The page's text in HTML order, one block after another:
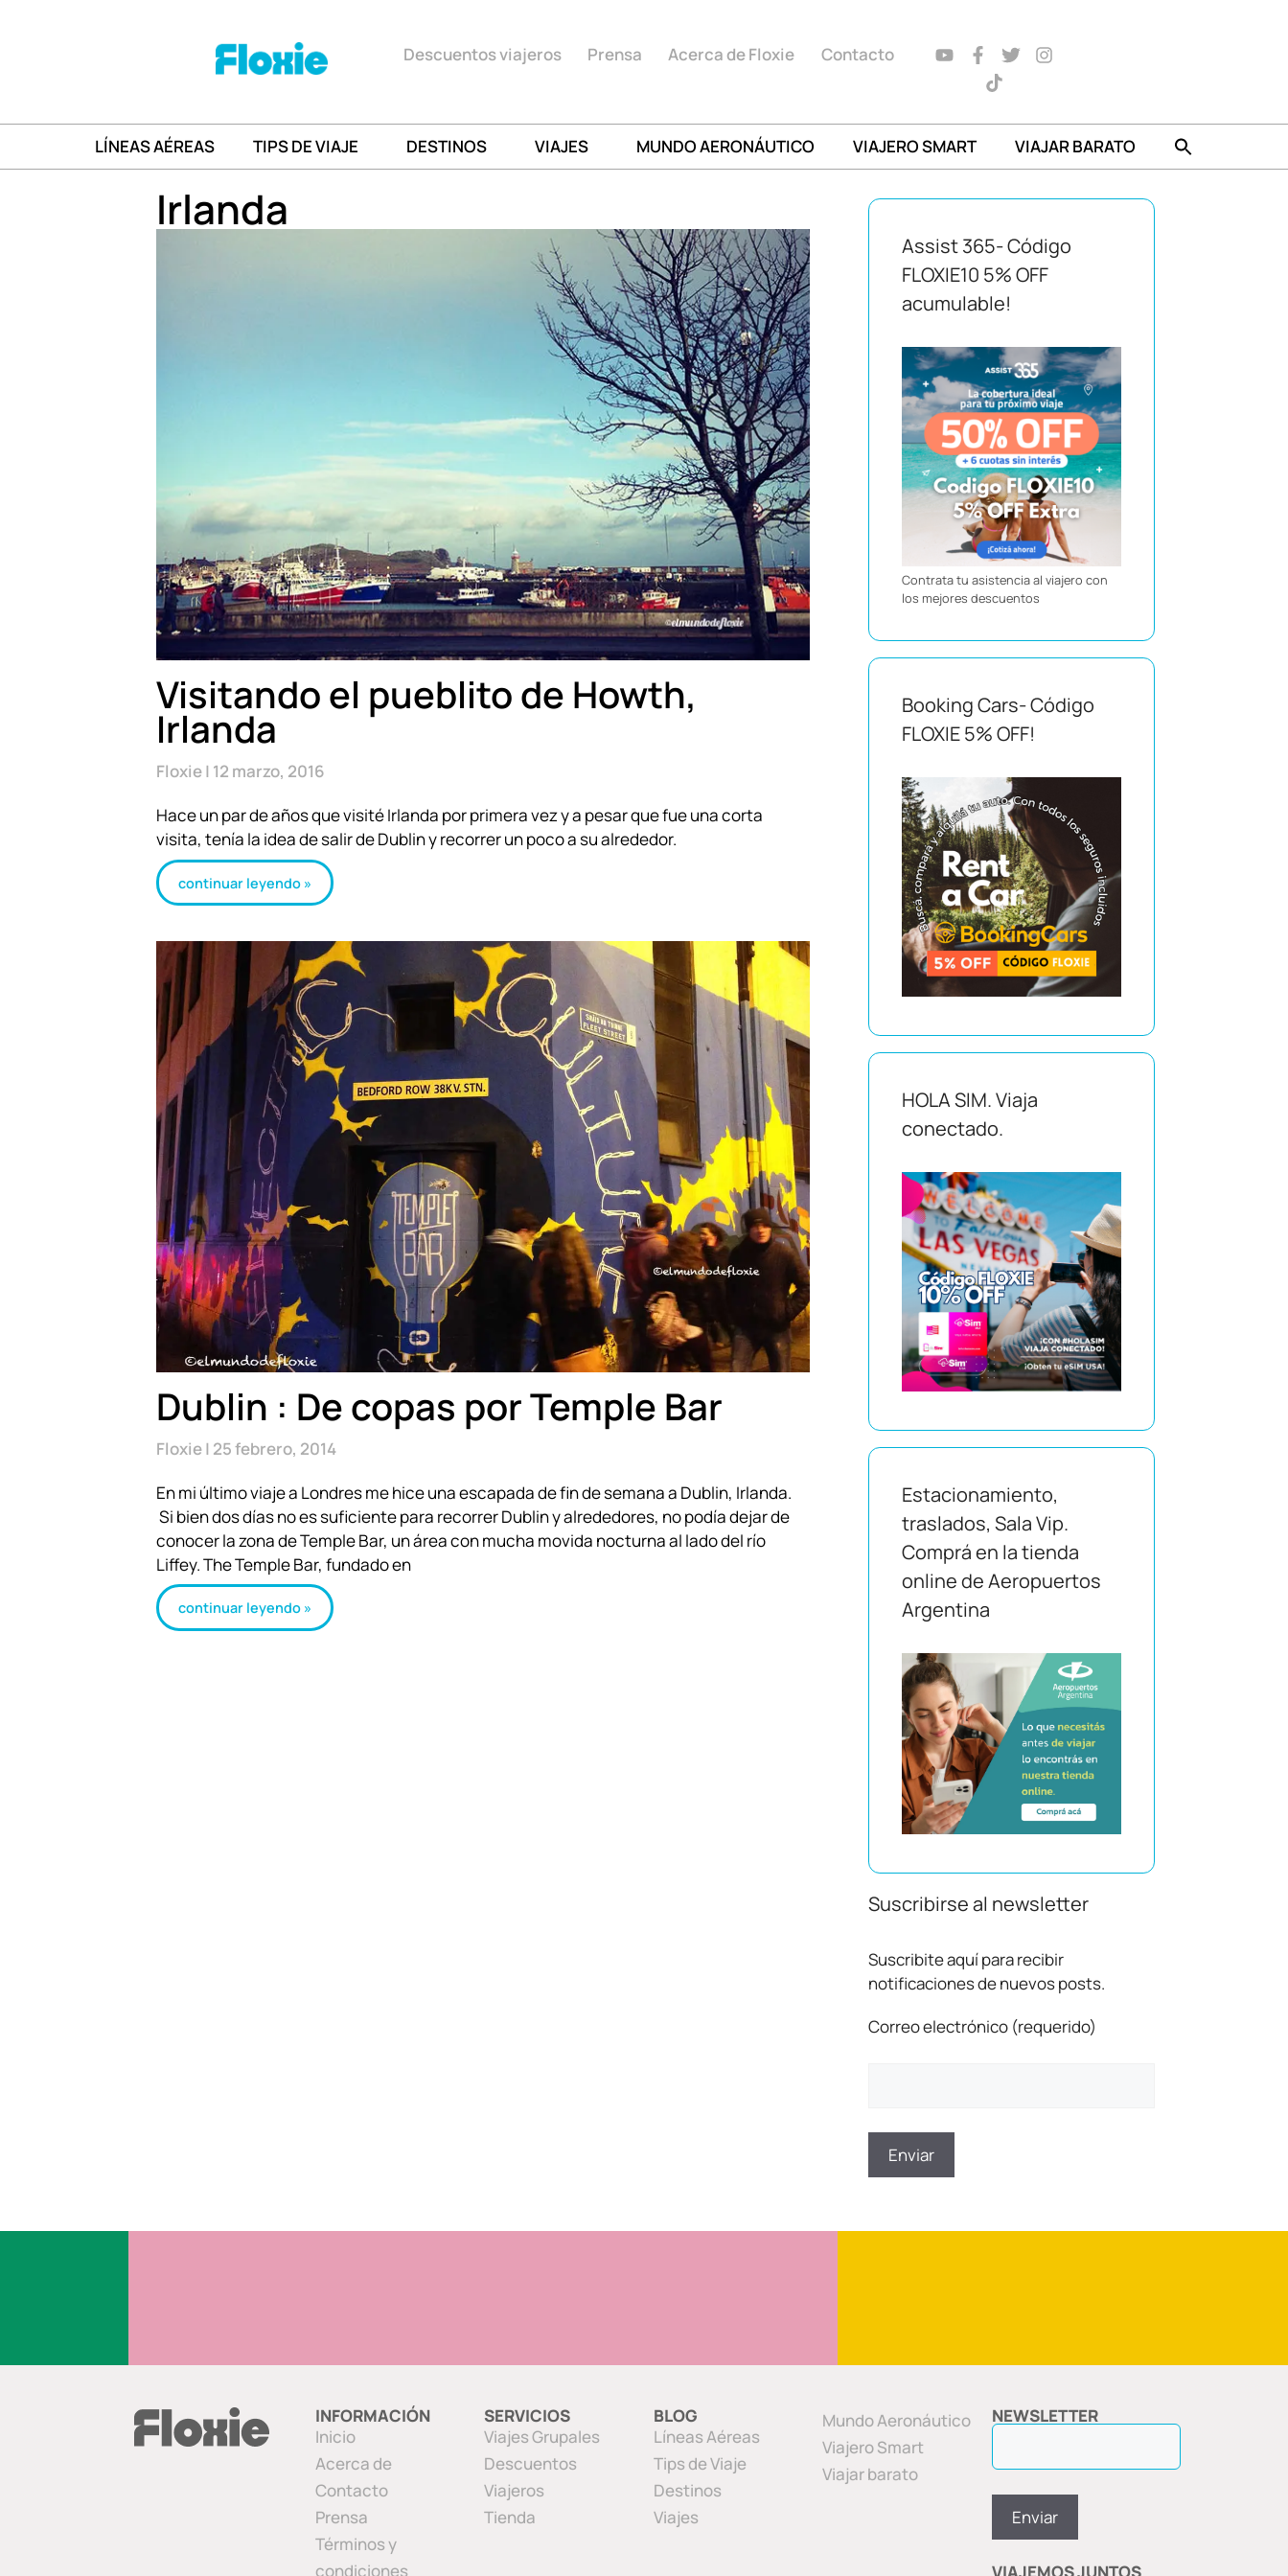
Descuentos viajeros Prensa Acerca de Floxie Contacto
LÍNEAS AÉREAS TIPS DE VIAJE DESTINOS VIAJES MUNDO AERONÁUTICO VIAJERO SMART VIAJAR BARATO
Assist 365- Código
FLOXIE10 5% OFF
acumulable!
Contrata tu asistencia al viajero con
los mejores descuentos
Booking Cars- Código
FLOXIE 5% OFF!
HOLA SIM. Viaja
conectado.
Estacionamiento,
traslados, Sala Vip.
Comprá en la tienda
online de Aeropuertos
Argentina
Suscribirse al newsletter
Suscribite aquí para recibir
notificaciones de nuevos posts.
Correo electrónico (requerido)
Irlanda
Visitando el pueblito de Howth,
Irlanda
Floxie 12 marzo, 2016
Hace un par de años que visité Irlanda por primera vez y a pesar que fue una corta
visita, tenía la idea de salir de Dublin y recorrer un poco a su alrededor.
continuar leyendo »
Dublin : De copas por Temple Bar
Floxie 25 febrero, 2014
En mi último viaje a Londres me hice una escapada de fin de semana a Dublin, Irlanda.
Si bien dos días no es suficiente para recorrer Dublin y alrededores, no podía dejar de
conocer la zona de Temple Bar, un área con mucha movida nocturna al lado del río
Liffey. The Temple Bar, fundado en
continuar leyendo »
INFORMACIÓN
Inicio
Acerca de
Contacto
Prensa
Términos y
condiciones
SERVICIOS
Viajes Grupales
Descuentos
Viajeros
Tienda
BLOG
Líneas Aéreas
Tips de Viaje
Destinos
Viajes
Mundo Aeronáutico
Viajero Smart
Viajar barato
NEWSLETTER